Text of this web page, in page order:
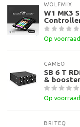
WOLFMIX
W1 MK3
Op voorraad
CAMEO
SB 6 T
& booster
Op voorraad
BRITEQ